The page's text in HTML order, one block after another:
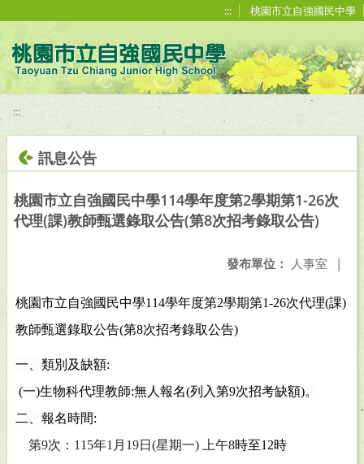
::: 桃園市立自強國民中學
:::
訊息公告
桃園市立自強國民中學114學年度第2學期第1-26次
代理(課)教師甄選錄取公告(第8次招考錄取公告)
發布單位： 人事室 |
桃園市立自強國民中學114學年度第2學期第1-26次代理(課)
教師甄選錄取公告(第8次招考錄取公告)
一、類別及缺額:
(一)生物科代理教師:無人報名(列入第9次招考缺額)。
二、報名時間:
第9次： 115年1 月 19日 (星期一) 上午8時至12時